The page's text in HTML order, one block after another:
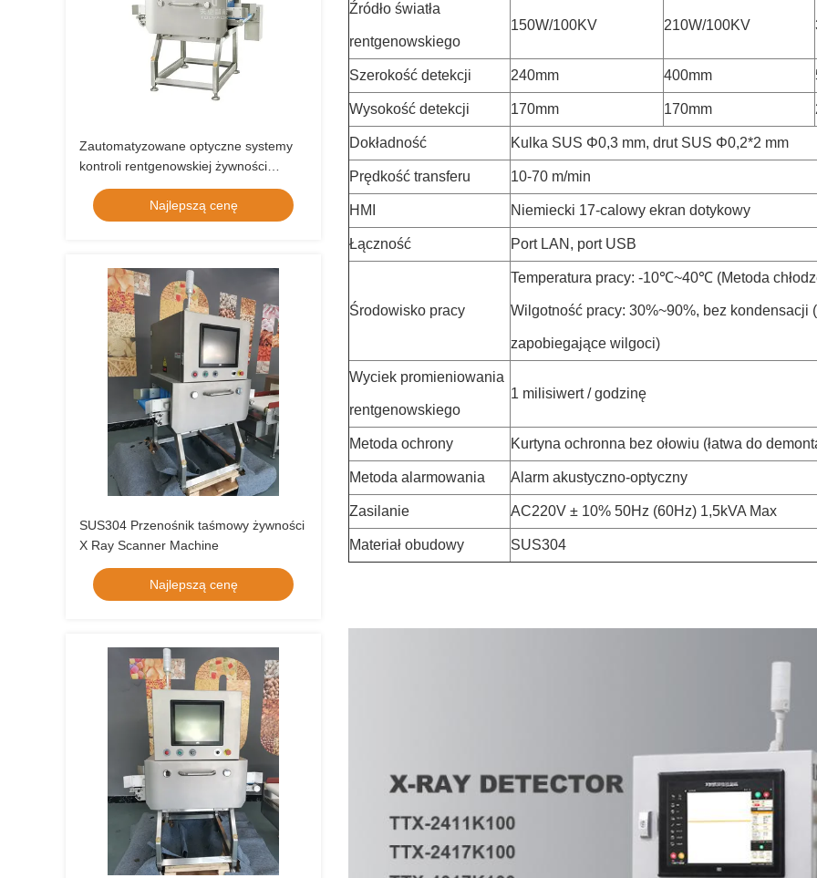
Zautomatyzowane optyczne systemy
kontroli rentgenowskiej żywności
przekąskowej
Najlepszą cenę
SUS304 Przenośnik taśmowy żywności
X Ray Scanner Machine
Najlepszą cenę
Źródło światła
rentgenowskiego
150W/100KV 210W/100KV
Szerokość detekcji 240mm 400mm
Wysokość detekcji 170mm 170mm
Dokładność Kulka SUS Φ0,3 mm, drut SUS Φ0,2*2 mm
Prędkość transferu 10-70 m/min
HMI Niemiecki 17-calowy ekran dotykowy
Łączność Port LAN, port USB
Środowisko pracy
Temperatura pracy: -10℃~40℃ (Metoda
Wilgotność pracy: 30%~90%, bez
zapobiegające wilgoci)
Wyciek promieniowania
rentgenowskiego
1 milisiwert / godzinę
Metoda ochrony Kurtyna ochronna bez ołowiu (łatwa do
Metoda alarmowania Alarm akustyczno-optyczny
Zasilanie AC220V ± 10% 50Hz (60Hz) 1,5kVA Max
Materiał obudowy SUS304